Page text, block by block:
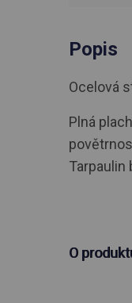
Popis
Ocelová
Plná
Tarpaulin
O